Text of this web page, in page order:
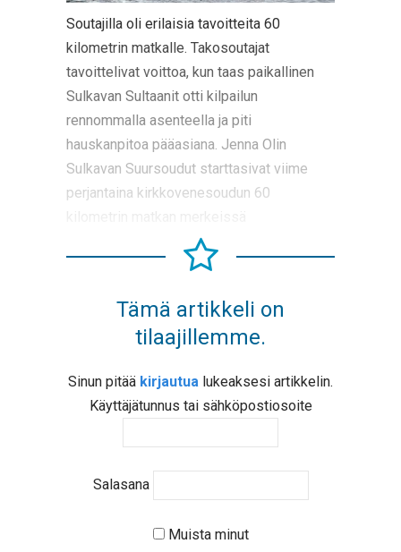
Soutajilla oli erilaisia tavoitteita 60
kilometrin matkalle. Takosoutajat
tavoittelivat voittoa, kun taas paikallinen
Sulkavan Sultaanit otti kilpailun
rennommalla asenteella ja piti
hauskanpitoa pääasiana. Jenna Olin
Sulkavan Suursoudut starttasivat viime
perjantaina kirkkovenesoudun 60
Tämä artikkeli on
tilaajillemme.
Sinun pitää kirjautua lukeaksesi artikkelin.
Käyttäjätunnus tai sähköpostiosoite
Salasana
Muista minut